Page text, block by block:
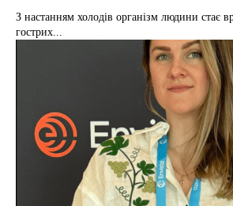
З настанням холодів організм людини стає
гострих...